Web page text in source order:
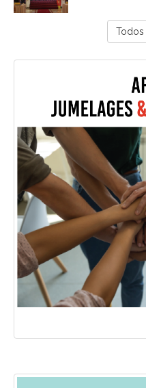
Todos